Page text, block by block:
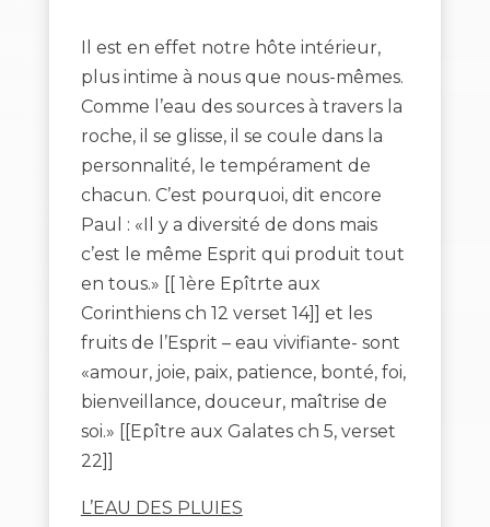
Il est en effet notre hôte intérieur,
plus intime à nous que nous-mêmes.
Comme l’eau des sources à travers la
roche, il se glisse, il se coule dans la
personnalité, le tempérament de
chacun. C’est pourquoi, dit encore
Paul : «Il y a diversité de dons mais
c’est le même Esprit qui produit tout
en tous.» [[ 1ère Epîtrte aux
Corinthiens ch 12 verset 14]] et les
fruits de l’Esprit – eau vivifiante- sont
«amour, joie, paix, patience, bonté, foi,
bienveillance, douceur, maîtrise de
soi.» [[Epître aux Galates ch 5, verset
22]]
L’EAU DES PLUIES